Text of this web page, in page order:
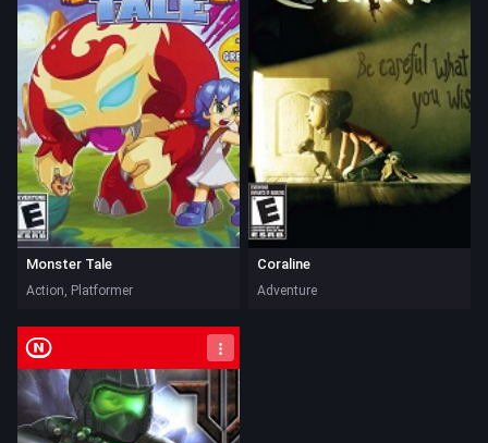
Monster Tale
Action, Platformer
Coraline
Adventure
Nintendo DS